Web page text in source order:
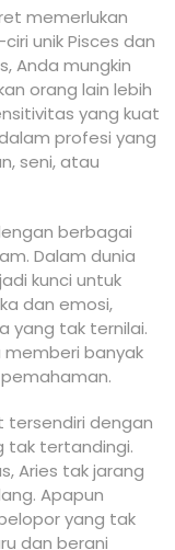
memerlukan
unik Pisces dan
Anda mungkin
orang lain lebih
yang kuat
profesi yang
seni, atau
berbagai
Dalam dunia
kunci untuk
dan emosi,
yang tak ternilai.
memberi banyak
tersendiri dengan
tak tertandingi.
Aries tak jarang
Apapun
yang tak
dan berani